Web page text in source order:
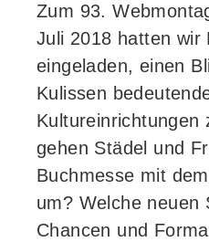
Zum 93.
Juli 2018 hatten wir
eingeladen, einen
Kulissen
Kultureinrichtungen
gehen Städel und
Buchmesse mit
um? Welche neuen
Chancen und